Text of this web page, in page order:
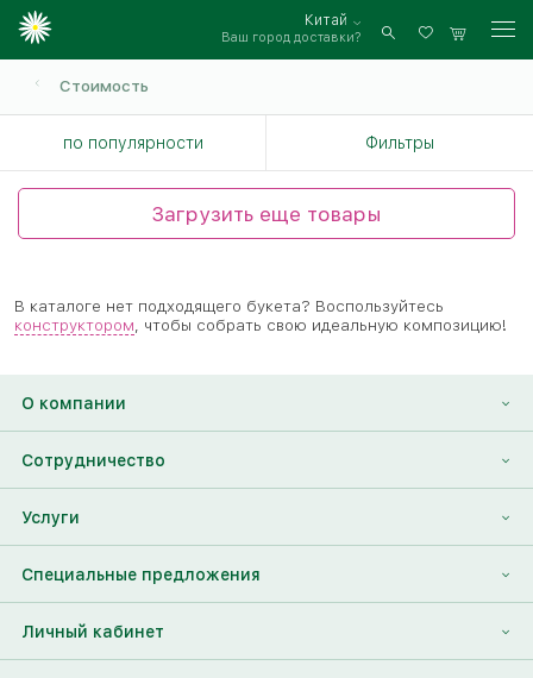
Китай
Ваш город доставки? Войти
Стоимость
по популярности Фильтры
Загрузить еще товары
В каталоге нет подходящего букета? Воспользуйтесь
конструктором, чтобы собрать свою идеальную композицию!
О компании
О нас
Контакты
Видеогалерея
Сотрудничество
Франшиза
Партнеры Megaflowers
Услуги
Найти друга
Доставка цветов за границу
Специальные предложения
Накопительные скидки
Личный кабинет